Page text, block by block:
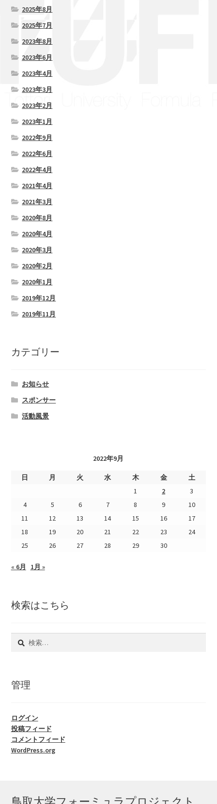
2025年8月
2025年7月
2023年8月
2023年6月
2023年4月
2023年3月
2023年2月
2023年1月
2022年9月
2022年6月
2022年4月
2021年4月
2021年3月
2020年8月
2020年4月
2020年3月
2020年2月
2020年1月
2019年12月
2019年11月
カテゴリー
お知らせ
スポンサー
活動風景
2022年9月
日 月 火 水 木 金
土
1
2
3
4
5 6 7 8 9
10
11
12 13 14 15 16
17
18
19 20 21 22 23
24
25
26 27 28 29 30
« 6月 1月 »
検索はこちら
管理
ログイン
投稿フィード
コメントフィード
WordPress.org